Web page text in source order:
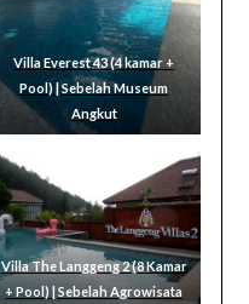
Villa Everest 43 (4 kamar +
Pool) | Sebelah Museum
Angkut
Villa The Langgeng 2 (8 Kamar
+ Pool) | Sebelah Agrowisata